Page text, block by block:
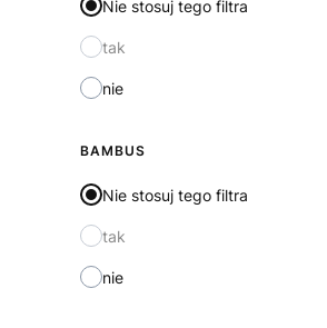
Nie stosuj tego filtra
tak
nie
BAMBUS
Nie stosuj tego filtra
tak
nie